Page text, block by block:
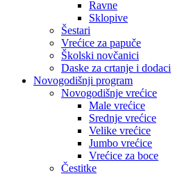
Ravne
Sklopive
Šestari
Vrećice za papuče
Školski novčanici
Daske za crtanje i dodaci
Novogodišnji program
Novogodišnje vrećice
Male vrećice
Srednje vrećice
Velike vrećice
Jumbo vrećice
Vrećice za boce
Čestitke